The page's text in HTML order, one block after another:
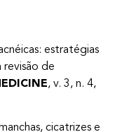
estratégias
revisão de
, v. 3, n. 4,
cicatrizes e